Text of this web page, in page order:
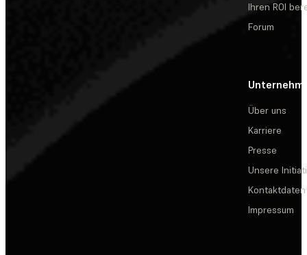
Ihren ROI
Forum
Über uns
Karriere
Presse
Unsere
Kontaktdaten
Impressum